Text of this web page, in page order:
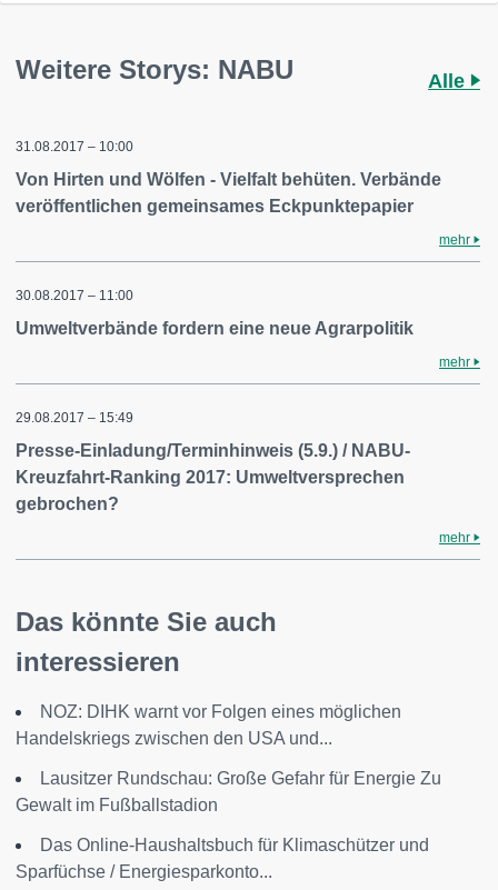
Weitere Storys: NABU Alle
31.08.2017 – 10:00
Von Hirten und Wölfen - Vielfalt behüten. Verbände
veröffentlichen gemeinsames Eckpunktepapier
mehr
30.08.2017 – 11:00
Umweltverbände fordern eine neue Agrarpolitik
mehr
29.08.2017 – 15:49
Presse-Einladung/Terminhinweis (5.9.) / NABU-
Kreuzfahrt-Ranking 2017: Umweltversprechen
gebrochen?
mehr
Das könnte Sie auch
interessieren
NOZ: DIHK warnt vor Folgen eines möglichen
Handelskriegs zwischen den USA und...
Lausitzer Rundschau: Große Gefahr für Energie Zu
Gewalt im Fußballstadion
Das Online-Haushaltsbuch für Klimaschützer und
Sparfüchse / Energiesparkonto...